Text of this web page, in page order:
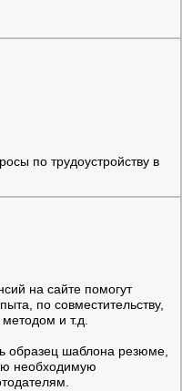
по трудоустройству в
на сайте помогут
по совместительству,
и т.д.
образец шаблона резюме,
необходимую